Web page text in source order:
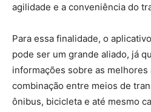
agilidade e a conveniência do
Para essa finalidade, o
pode ser um grande aliado, já
informações sobre as melhores
combinação entre meios de
ônibus, bicicleta e até mesmo